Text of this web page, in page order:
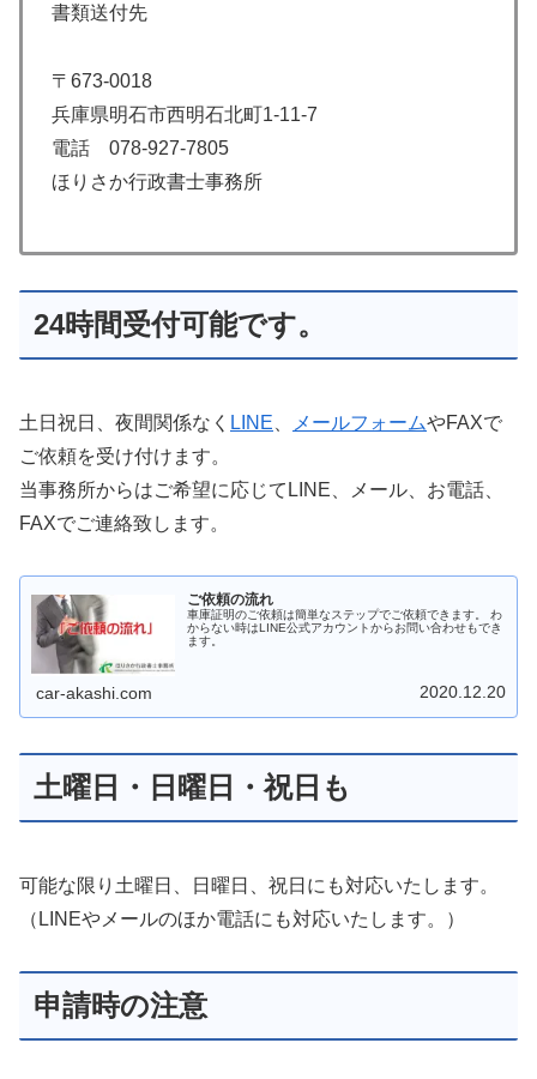
書類送付先
〒673-0018
兵庫県明石市西明石北町1-11-7
電話 078-927-7805
ほりさか行政書士事務所
24時間受付可能です。
土日祝日、夜間関係なく LINE メールフォームやFAXで
ご依頼を受け付けます。
当事務所からはご希望に応じてLINE、メール、お電話、
FAXでご連絡致します。
ご依頼の流れ
車庫証明のご依頼は簡単なステップでご依頼できます。 わ
からない時はLINE公式アカウントからお問い合わせもでき
ます。
car-akashi.com 2020.12.20
土曜日・日曜日・祝日も
可能な限り土曜日、日曜日、祝日にも対応いたします。
（LINEやメールのほか電話にも対応いたします。）
申請時の注意